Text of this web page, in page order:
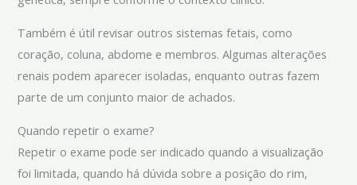
Também é útil revisar outros sistemas fetais, como
coração, coluna, abdome e membros. Algumas alterações
renais podem aparecer isoladas, enquanto outras fazem
parte de um conjunto maior de achados.
Quando repetir o exame?
Repetir o exame pode ser indicado quando a visualização
foi limitada, quando há dúvida sobre a posição do rim,